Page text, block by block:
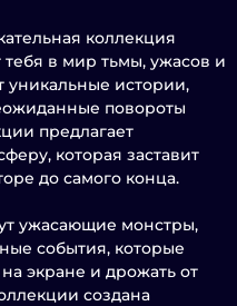
коллекция
тебя в мир тьмы, ужасов и
уникальные истории,
повороты
предлагает
которая заставит
до самого конца.
ужасающие монстры,
события, которые
экране и дрожать от
создана